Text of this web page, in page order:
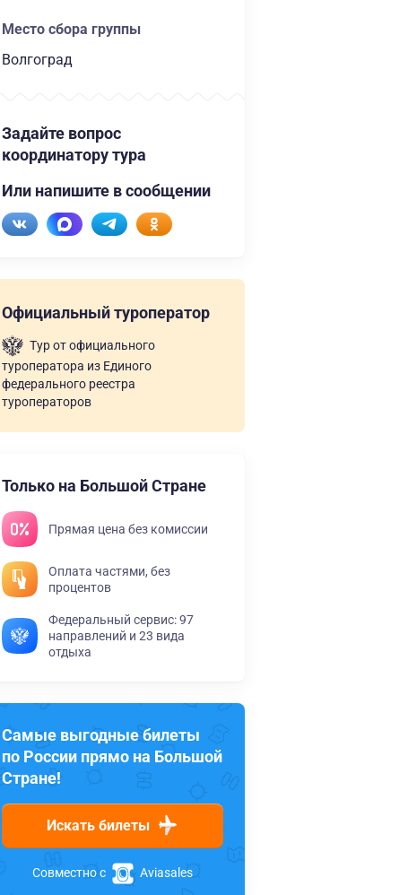
Место сбора группы
Волгоград
Задайте вопрос
координатору тура
Или напишите в сообщении
Официальный туроператор
Тур от официального
туроператора из Единого
федерального реестра
туроператоров
Только на Большой Стране
Прямая цена без комиссии
Оплата частями, без
процентов
Федеральный сервис: 97
направлений и 23 вида
отдыха
Самые выгодные билеты
по России прямо на Большой
Стране!
Искать билеты
Совместно с Aviasales